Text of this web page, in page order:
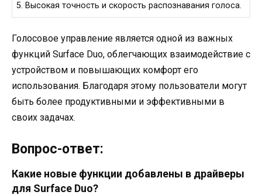
5. Высокая точность и скорость распознавания голоса.
Голосовое управление является одной из важных
функций Surface Duo, облегчающих взаимодействие с
устройством и повышающих комфорт его
использования. Благодаря этому пользователи могут
быть более продуктивными и эффективными в
своих задачах.
Вопрос-ответ:
Какие новые функции добавлены в драйверы
для Surface Duo?